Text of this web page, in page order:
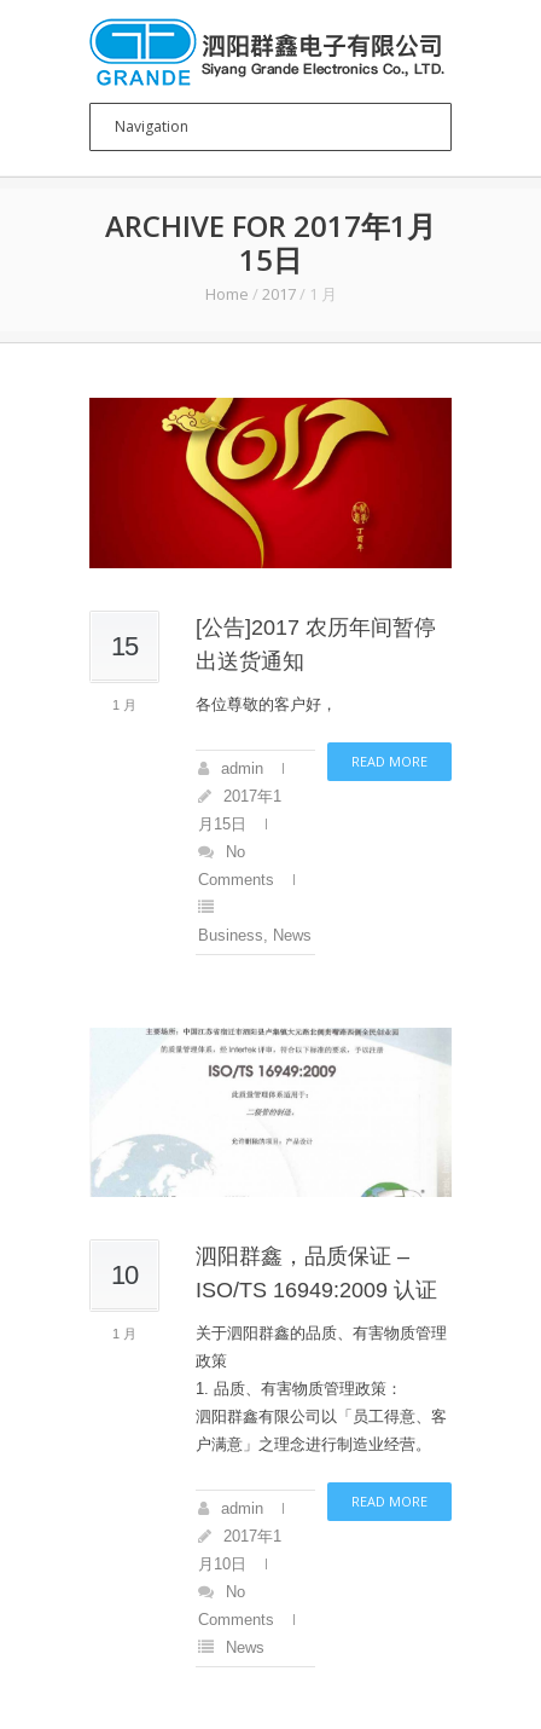
ARCHIVE FOR 2017年1月
15日
Home / 2017/ 1 月
15
1 月
[公告]2017 农历年间暂停
出送货通知
各位尊敬的客户好，
READ MORE
admin
2017年1
月15日
No
Comments
Business News
10
1 月
泗阳群鑫，品质保证 –
ISO/TS 16949:2009 认证
关于泗阳群鑫的品质、有害物质管理
政策
1. 品质、有害物质管理政策：
泗阳群鑫有限公司以「员工得意、客
户满意」之理念进行制造业经营。
READ MORE
admin
2017年1
月10日
No
Comments
News